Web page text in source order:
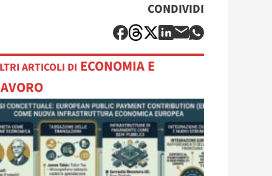
CONDIVIDI
ARTICOLI DI ECONOMIA E